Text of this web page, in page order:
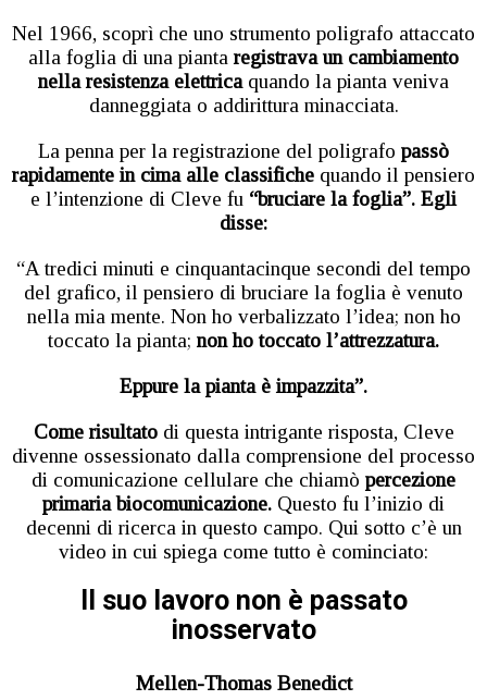
Nel 1966, scoprì che uno strumento poligrafo attaccato
alla foglia di una pianta registrava un cambiamento
nella resistenza elettrica quando la pianta veniva
danneggiata o addirittura minacciata.
La penna per la registrazione del poligrafo passò
rapidamente in cima alle classifiche quando il pensiero
e l’intenzione di Cleve fu “bruciare la foglia”. Egli
disse:
“A tredici minuti e cinquantacinque secondi del tempo
del grafico, il pensiero di bruciare la foglia è venuto
nella mia mente. Non ho verbalizzato l’idea; non ho
toccato la pianta; non ho toccato l’attrezzatura.
Eppure la pianta è impazzita”.
Come risultato di questa intrigante risposta, Cleve
divenne ossessionato dalla comprensione del processo
di comunicazione cellulare che chiamò percezione
primaria biocomunicazione. Questo fu l’inizio di
decenni di ricerca in questo campo. Qui sotto c’è un
video in cui spiega come tutto è cominciato:
Il suo lavoro non è passato
inosservato
Mellen-Thomas Benedict